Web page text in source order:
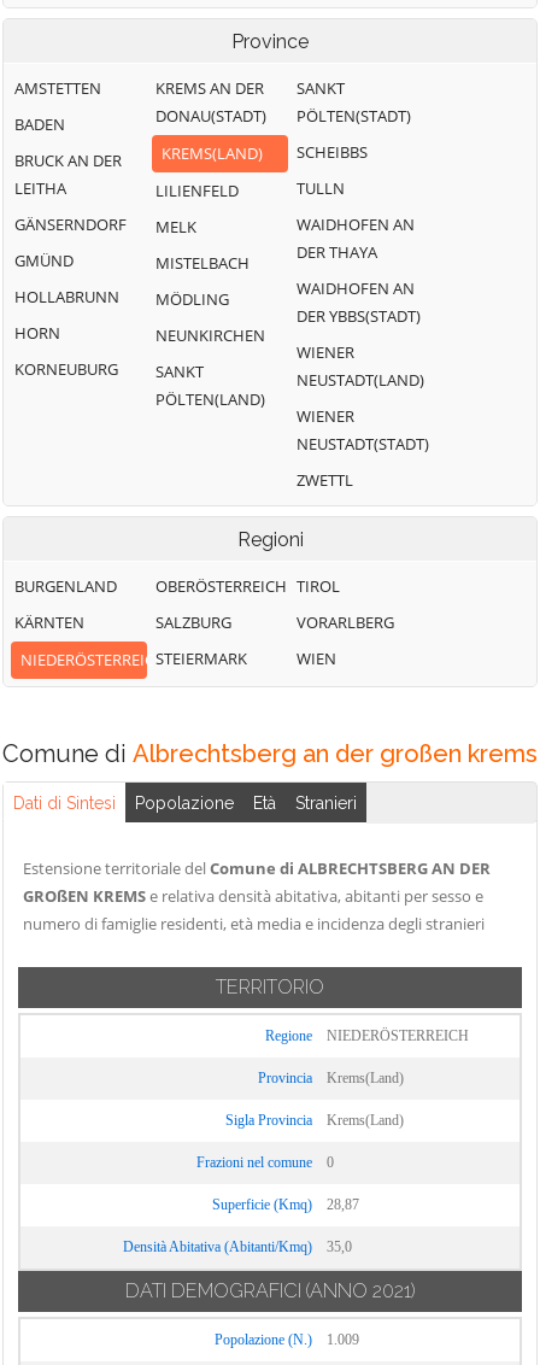
Gföhl
Hadersdorf-
Kammern
Mühldorf
Rastenfeld
Stratzing
Walde
Weißenkirchen in
der Wachau
Province
AMSTETTEN
BADEN
BRUCK AN DER
LEITHA
GÄNSERNDORF
GMÜND
HOLLABRUNN
HORN
KORNEUBURG
KREMS AN DER
DONAU(STADT)
KREMS(LAND)
LILIENFELD
MELK
MISTELBACH
MÖDLING
NEUNKIRCHEN
SANKT
PÖLTEN(LAND)
SANKT
PÖLTEN(STADT)
SCHEIBBS
TULLN
WAIDHOFEN AN
DER THAYA
WAIDHOFEN AN
DER YBBS(STADT)
WIENER
NEUSTADT(LAND)
WIENER
NEUSTADT(STADT)
ZWETTL
Regioni
BURGENLAND
KÄRNTEN
NIEDERÖSTERREICH
OBERÖSTERREICH
SALZBURG
STEIERMARK
TIROL
VORARLBERG
WIEN
Comune di Albrechtsberg an der großen krems
Dati di Sintesi Popolazione Età Stranieri
Estensione territoriale delComune di ALBRECHTSBERG AN DER
GROßEN KREMSe relativa densità abitativa, abitanti per sesso e
numero di famiglie residenti, età media e incidenza degli stranieri
TERRITORIO
Regione NIEDERÖSTERREICH
Provincia Krems(Land)
Sigla Provincia Krems(Land)
Frazioni nel comune 0
Superficie (Kmq) 28,87
Densità Abitativa (Abitanti/Kmq) 35,0
DATI DEMOGRAFICI (ANNO 2021)
Popolazione (N.) 1.009